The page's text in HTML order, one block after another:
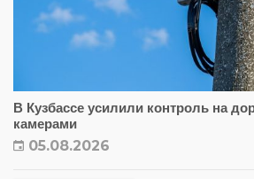
В Кузбассе усилили контроль на
камерами
05.08.2026